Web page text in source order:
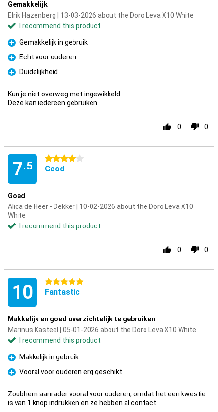
Gemakkelijk
Elrik Hazenberg | 13-03-2026 about the Doro Leva X10 White
I recommend this product
Pro
Gemakkelijk in gebruik
Pro
Echt voor ouderen
Pro
Duidelijkheid
Kun je niet overweg met ingewikkeld
Deze kan iedereen gebruiken.
0 0
7.5
4 stars
Good
Goed
Alida de Heer - Dekker | 10-02-2026 about the Doro Leva X10
White
I recommend this product
0 0
10 5 stars
Fantastic
Makkelijk en goed overzichtelijk te gebruiken
Marinus Kasteel | 05-01-2026 about the Doro Leva X10 White
I recommend this product
Pro
Makkelijk in gebruik
Pro
Vooral voor ouderen erg geschikt
Zoubhem aanrader vooral voor ouderen, omdat het een kwestie
is van 1 knop indrukken en ze hebben al contact.